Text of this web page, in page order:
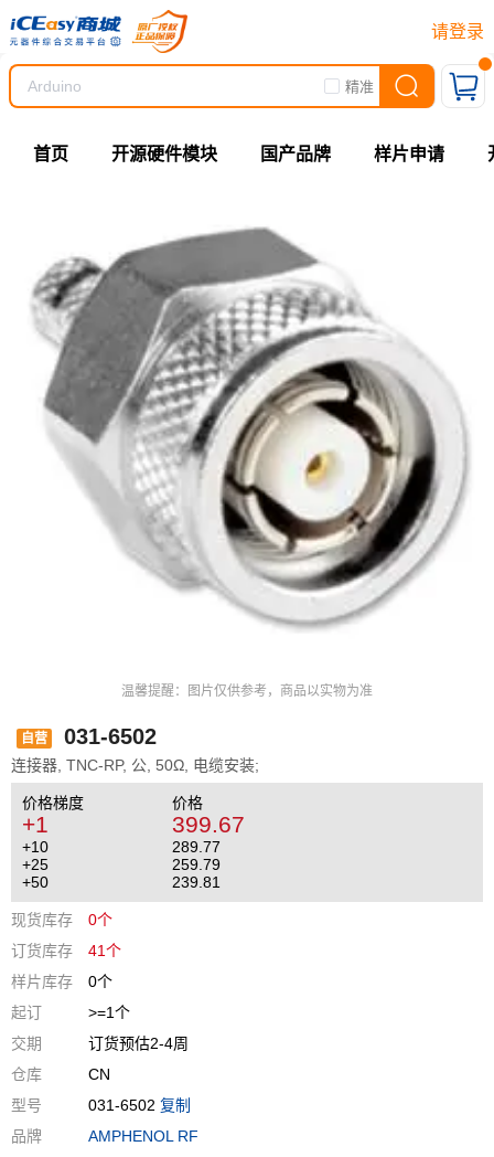
请登录
精准
首页 开源硬件模块 国产品牌 样片申请
温馨提醒：图片仅供参考，商品以实物为准
自营 031-6502
连接器, TNC-RP, 公, 50Ω, 电缆安装;
价格梯度 价格
+1 399.67
+10
289.77
+25
259.79
+50
239.81
现货库存
0个
订货库存
41个
样片库存
0个
起订
>=1个
交期
订货预估2-4周
仓库
CN
型号
031-6502 复制
品牌
AMPHENOL RF